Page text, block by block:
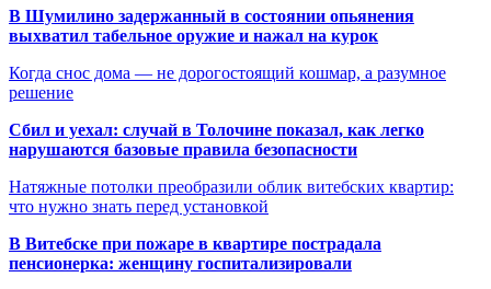
В Шумилино задержанный в состоянии опьянения
выхватил табельное оружие и нажал на курок
Когда снос дома — не дорогостоящий кошмар, а разумное
решение
Сбил и уехал: случай в Толочине показал, как легко
нарушаются базовые правила безопасности
Натяжные потолки преобразили облик витебских квартир:
что нужно знать перед установкой
В Витебске при пожаре в квартире пострадала
пенсионерка: женщину госпитализировали